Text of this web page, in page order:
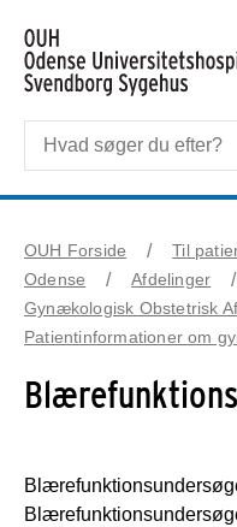
OUH Forside
Til
Odense
Afdelinger
Gynækologisk Obstetrisk
Patientinformationer om